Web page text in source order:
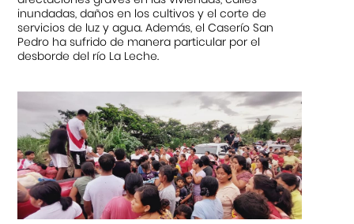
inundadas, daños en los cultivos y el corte de
servicios de luz y agua. Además, el Caserío San
Pedro ha sufrido de manera particular por el
desborde del río La Leche.